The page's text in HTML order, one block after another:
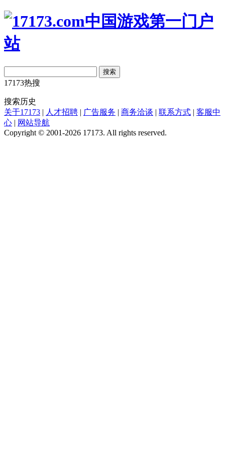
搜索
17173热搜
搜索历史
关于17173 | 人才招聘 | 广告服务 | 商务洽谈 | 联系方式 | 客服中
心 | 网站导航
Copyright © 2001-2026 17173. All rights reserved.